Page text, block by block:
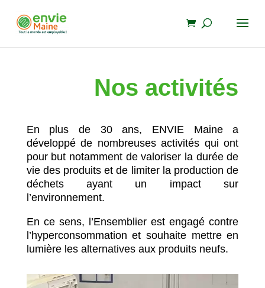
Nos activités
En plus de 30 ans, ENVIE Maine a
développé de nombreuses activités qui ont
pour but notamment de valoriser la durée de
vie des produits et de limiter la production de
déchets ayant un impact sur
l’environnement.
En ce sens, l’Ensemblier est engagé contre
l’hyperconsommation et souhaite mettre en
lumière les alternatives aux produits neufs.